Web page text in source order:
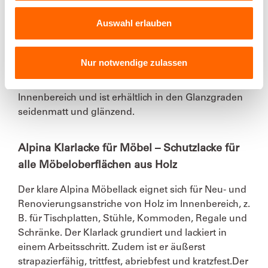
Auswahl erlauben
Nur notwendige zulassen
Böden grundiert und versiegelt Parkettböden,
Böden aus Kork und Treppenbeläge in nur einem
abriebfest und kratzfest. Der farblose Lack eignet
Innenbereich und ist erhältlich in den Glanzgraden
seidenmatt und glänzend.
Alpina Klarlacke für Möbel – Schutzlacke für
alle Möbeloberflächen aus Holz
Der klare Alpina Möbellack eignet sich für Neu- und
Renovierungsanstriche von Holz im Innenbereich, z.
B. für Tischplatten, Stühle, Kommoden, Regale und
Schränke. Der Klarlack grundiert und lackiert in
einem Arbeitsschritt. Zudem ist er äußerst
strapazierfähig, trittfest, abriebfest und kratzfest.Der